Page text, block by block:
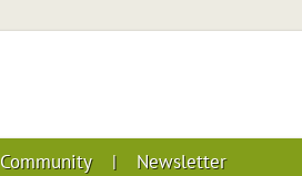
Community Newsletter